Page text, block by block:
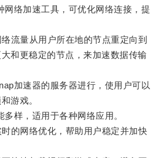
络加速工具，可优化网络连接，提
量从用户所在地的节点重定向到
和更稳定的节点，来加速数据传输
加速器的服务器进行，使用户可以
游戏。
样，适用于各种网络应用。
网络优化，帮助用户稳定并加快